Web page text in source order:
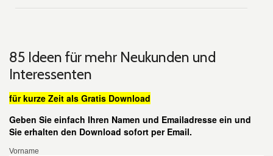
85 Ideen für mehr Neukunden und
Interessenten
für kurze Zeit als Gratis Download
Geben Sie einfach Ihren Namen und Emailadresse ein und
Sie erhalten den Download sofort per Email.
Vorname